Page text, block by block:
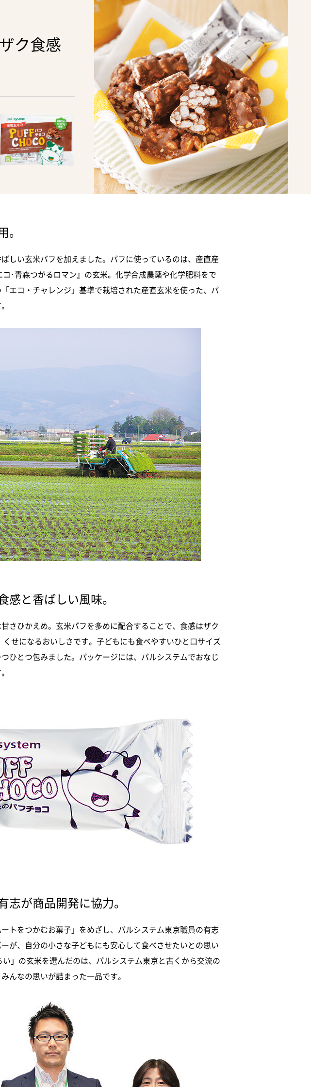
ク食感
。
しい玄米パフを加えました。パフに使っているのは、産直産
･青森つがるロマン』の玄米。化学合成農薬や化学肥料をで
エコ・チャレンジ」基準で栽培された産直玄米を使った、パ
感と香ばしい風味。
さひかえめ。玄米パフを多めに配合することで、食感はザク
せになるおいしさです。子どもにも食べやすいひと口サイズ
ひとつ包みました。パッケージには、パルシステムでおなじ
志が商品開発に協力。
トをつかむお菓子」をめざし、パルシステム東京職員の有志
が、自分の小さな子どもにも安心して食べさせたいとの思い
」の玄米を選んだのは、パルシステム東京と古くから交流の
んなの思いが詰まった一品です。